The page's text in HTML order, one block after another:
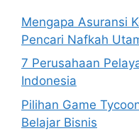
Mengapa Asuransi
Pencari Nafkah
7 Perusahaan
Indonesia
Pilihan Game
Belajar Bisnis